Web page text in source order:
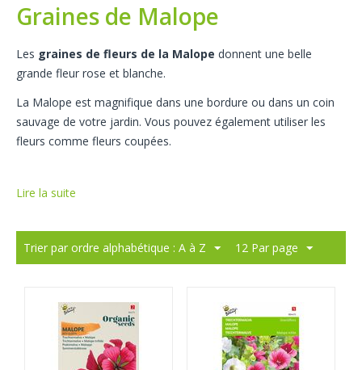
Graines de Malope
Les graines de fleurs de la Malope donnent une belle
grande fleur rose et blanche.
La Malope est magnifique dans une bordure ou dans un coin
sauvage de votre jardin. Vous pouvez également utiliser les
fleurs comme fleurs coupées.
Lire la suite
Trier par ordre alphabétique : A à Z 12 Par page